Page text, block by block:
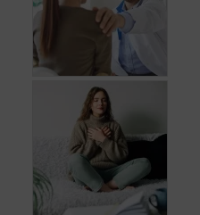
Wanneer opnieuw
uw arts raadplegen
bij migraine of
hoofdpijn?